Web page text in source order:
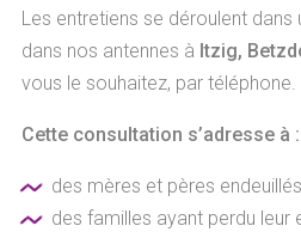
Les entretiens se déroulent
dans nos antennes à Itzig,
vous le souhaitez, par téléphone.
Cette consultation s’adresse à :
des mères et pères endeuillés
des familles ayant perdu leur